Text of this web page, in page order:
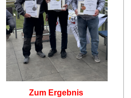
Zum Ergebnis